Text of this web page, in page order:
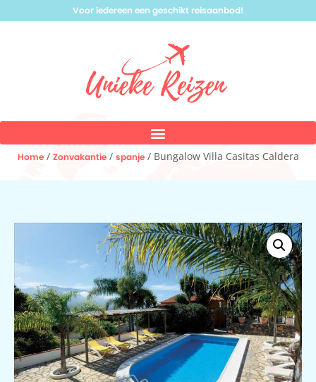
Voor iedereen een geschikt reisaanbod!
Home/ Zonvakantie/ spanje/ Bungalow Villa Casitas Caldera